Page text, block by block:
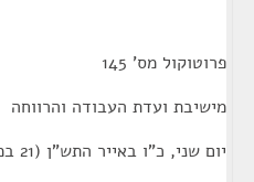
פרוטוקול מס' 145
מישיבת ועדת העבודה והרווחה
יום שני, כ"ו באייר התש"ן (21 במאי 1990). שעה 00;10